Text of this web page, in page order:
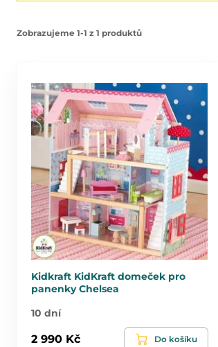
Zobrazujeme 1-1 z 1 produktů
Kidkraft KidKraft domeček pro
panenky Chelsea
10 dní
2 990 Kč Do košíku